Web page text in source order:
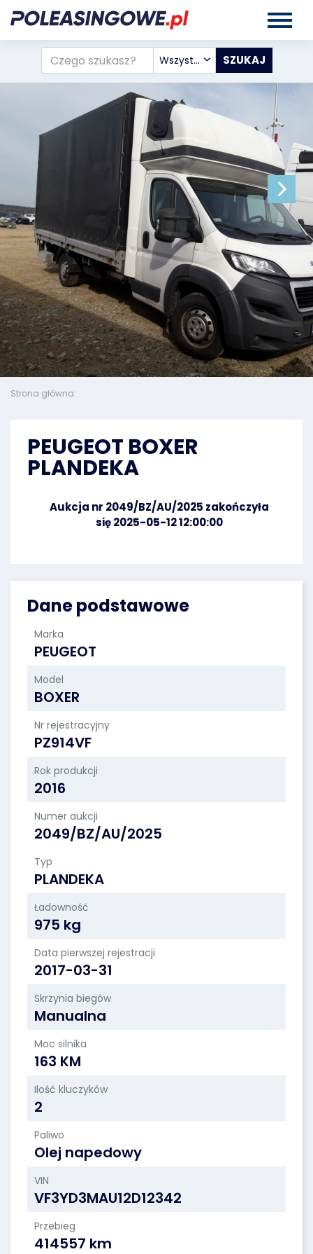
Wszystkie
Strona główna:
Dane podstawowe
Marka
PEUGEOT
Model
BOXER
Nr rejestracyjny
PZ914VF
Rok produkcji
2016
Numer aukcji
2049/BZ/AU/2025
Typ
PLANDEKA
Ładowność
975 kg
Data pierwszej rejestracji
2017-03-31
Skrzynia biegów
Manualna
Moc silnika
163 KM
Ilość kluczyków
2
Paliwo
Olej napedowy
VIN
VF3YD3MAU12D12342
Przebieg
414557 km
PEUGEOT BOXER
PLANDEKA
Aukcja nr 2049/BZ/AU/2025 zakończyła
się 2025-05-12 12:00:00